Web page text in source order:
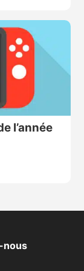
l’année
nous